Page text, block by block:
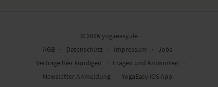
© 2026 yogaeasy.de
AGB
∙ Datenschutz ∙ Impressum ∙ Jobs
∙
Verträge hier kündigen
∙ Fragen und Antworten
∙
Newsletter-Anmeldung
∙ YogaEasy iOS App
∙